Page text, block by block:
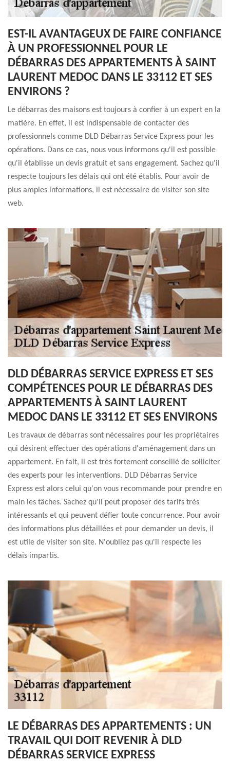
EST-IL AVANTAGEUX DE FAIRE CONFIANCE
À UN PROFESSIONNEL POUR LE
DÉBARRAS DES APPARTEMENTS À SAINT
LAURENT MEDOC DANS LE 33112 ET SES
ENVIRONS ?
Le débarras des maisons est toujours à confier à un expert en la
matière. En effet, il est indispensable de contacter des
professionnels comme DLD Débarras Service Express pour les
opérations. Dans ce cas, nous vous informons qu'il est possible
qu'il établisse un devis gratuit et sans engagement. Sachez qu'il
respecte toujours les délais qui ont été établis. Pour avoir de
plus amples informations, il est nécessaire de visiter son site
web.
DLD DÉBARRAS SERVICE EXPRESS ET SES
COMPÉTENCES POUR LE DÉBARRAS DES
APPARTEMENTS À SAINT LAURENT
MEDOC DANS LE 33112 ET SES ENVIRONS
Les travaux de débarras sont nécessaires pour les propriétaires
qui désirent effectuer des opérations d'aménagement dans un
appartement. En fait, il est très fortement conseillé de solliciter
des experts pour les interventions. DLD Débarras Service
Express est alors celui qu'on vous recommande pour prendre en
main les tâches. Sachez qu'il peut proposer des tarifs très
intéressants et qui peuvent défier toute concurrence. Pour avoir
des informations plus détaillées et pour demander un devis, il
est utile de visiter son site. N'oubliez pas qu'il respecte les
délais impartis.
LE DÉBARRAS DES APPARTEMENTS : UN
TRAVAIL QUI DOIT REVENIR À DLD
DÉBARRAS SERVICE EXPRESS